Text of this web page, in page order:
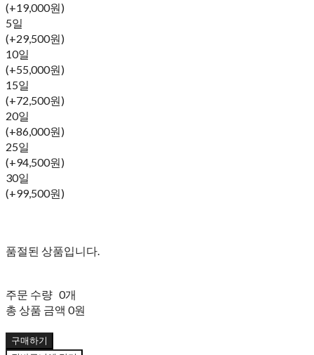
(+19,000원)
5일
(+29,500원)
10일
(+55,000원)
15일
(+72,500원)
20일
(+86,000원)
25일
(+94,500원)
30일
(+99,500원)
품절된 상품입니다.
주문 수량 0개
총 상품 금액 0원
구매하기